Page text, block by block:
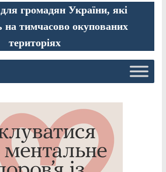
громадян України, які
тимчасово окупованих
територіях